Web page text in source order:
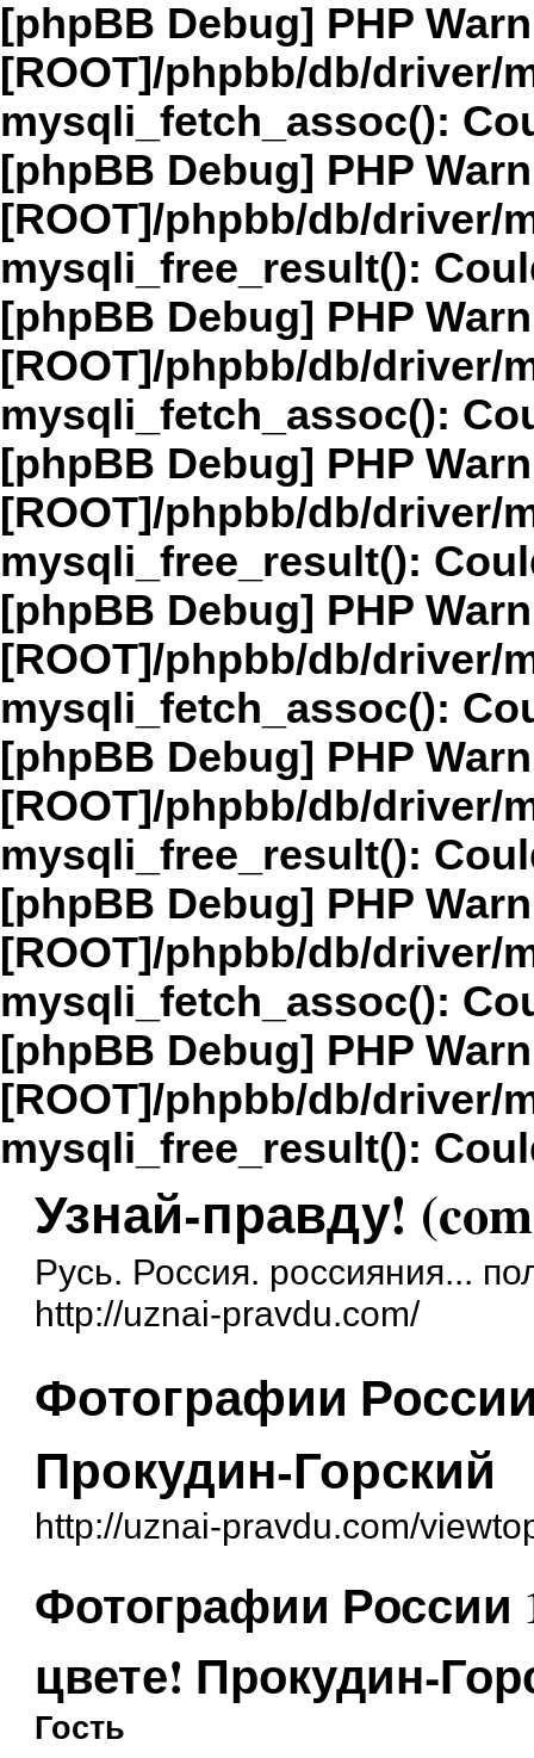
[phpBB Debug] PHP
[ROOT]/phpbb/db/driver/
mysqli_fetch_assoc():
[phpBB Debug] PHP
[ROOT]/phpbb/db/driver/
mysqli_free_result():
[phpBB Debug] PHP
[ROOT]/phpbb/db/driver/
mysqli_fetch_assoc():
[phpBB Debug] PHP
[ROOT]/phpbb/db/driver/
mysqli_free_result():
[phpBB Debug] PHP
[ROOT]/phpbb/db/driver/
mysqli_fetch_assoc():
[phpBB Debug] PHP
[ROOT]/phpbb/db/driver/
mysqli_free_result():
[phpBB Debug] PHP
[ROOT]/phpbb/db/driver/
mysqli_fetch_assoc():
[phpBB Debug] PHP
[ROOT]/phpbb/db/driver/
mysqli_free_result():
Узнай-правду!
Русь. Россия. россияния...
http://uznai-pravdu.com/
Фотографии
Прокудин-Горский
http://uznai-pravdu.com/
Фотографии России
цвете! Прокудин-
Гость